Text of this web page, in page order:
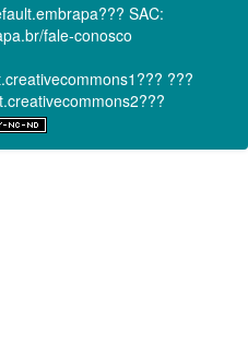
SAC:
fale-conosco
???